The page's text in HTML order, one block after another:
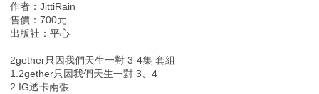
作者：JittiRain
售價：700元
出版社：平心
2gether只因我們天生一對 3-4集 套組
1.2gether只因我們天生一對 3、4
2.IG透卡兩張